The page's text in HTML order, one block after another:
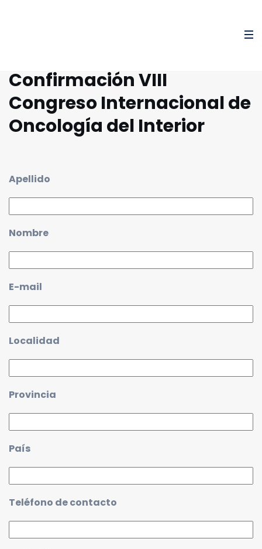
Confirmación VIII
Congreso Internacional de
Oncología del Interior
Apellido
Nombre
E-mail
Localidad
Provincia
País
Teléfono de contacto